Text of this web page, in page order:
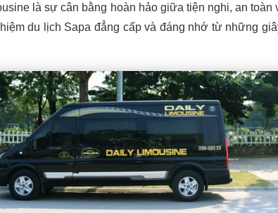
là sự cân bằng hoàn hảo giữa tiện nghi, an toàn
du lịch Sapa đẳng cấp và đáng nhớ từ những